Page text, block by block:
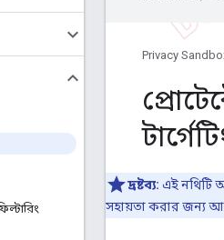
Privacy
দ্রষ্টব্য: এই নথিটি
সহায়তা করার জন্য